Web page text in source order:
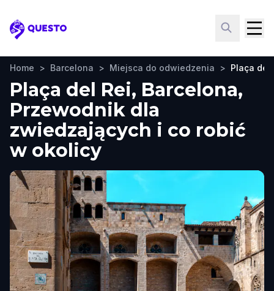
Questo
Home > Barcelona > Miejsca do odwiedzenia > Plaça del
Plaça del Rei, Barcelona,
Przewodnik dla
zwiedzających i co robić
w okolicy